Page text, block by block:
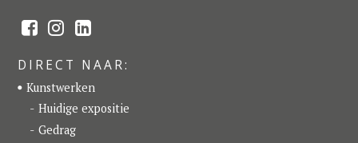
F
a
e
b
o
o
k
t
a
g
r
a
m
L
i
k
e
d
I
n
DIRECT NAAR:
Kunstwerken
Huidige expositie
Gedrag